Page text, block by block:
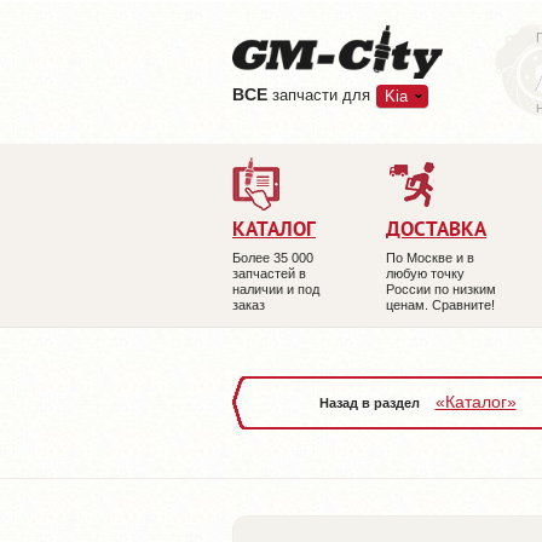
ВCE запчасти для Kia
КАТАЛОГ
Более 35 000
запчастей в
наличии и под
заказ
ДОСТАВКА
По Москве и в
любую точку
России по низким
ценам. Сравните!
Назад в раздел «Каталог»